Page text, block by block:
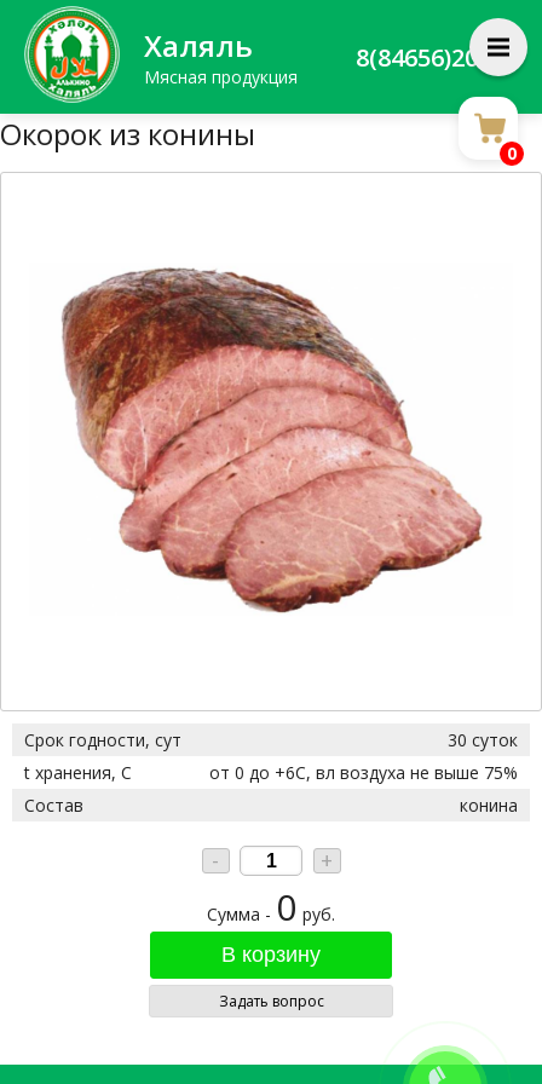
Халяль
Мясная продукция
8(84656)20588
0
Окорок из конины
Срок годности, сут
30 суток
t хранения, С
от 0 до +6С, вл воздуха не выше 75%
Состав
конина
- +
Сумма - 0 руб.
Задать вопрос